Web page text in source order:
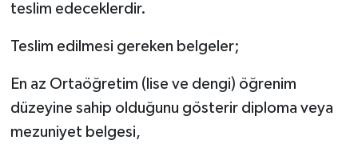
teslim edeceklerdir.
Teslim edilmesi gereken belgeler;
En az Ortaöğretim (lise ve dengi) öğrenim
düzeyine sahip olduğunu gösterir diploma veya
mezuniyet belgesi,